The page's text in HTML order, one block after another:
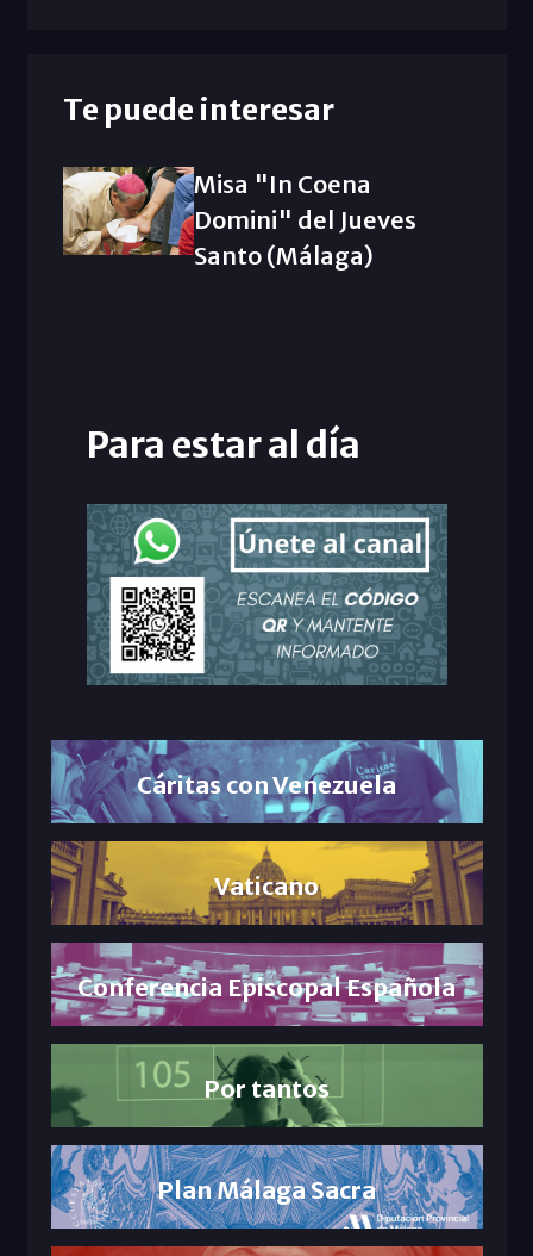
Te puede interesar
Misa "In Coena
Domini" del Jueves
Santo (Málaga)
Para estar al día
Cáritas con Venezuela
Vaticano
Conferencia Episcopal Española
Por tantos
Plan Málaga Sacra